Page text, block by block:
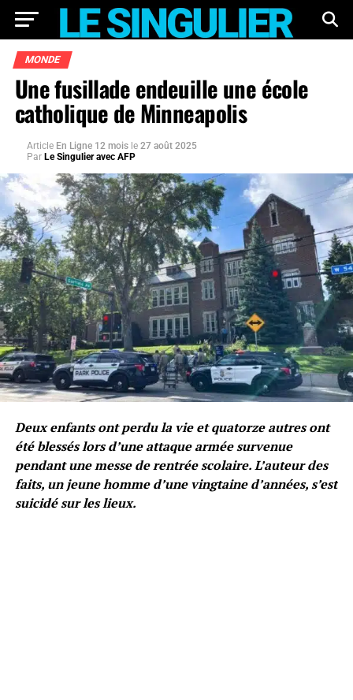
MONDE
Une fusillade endeuille une école
catholique de Minneapolis
Article En Ligne 12 mois le 27 août 2025
Par Le Singulier avec AFP
Deux enfants ont perdu la vie et quatorze autres ont
été blessés lors d’une attaque armée survenue
pendant une messe de rentrée scolaire. L’auteur des
faits, un jeune homme d’une vingtaine d’années, s’est
suicidé sur les lieux.